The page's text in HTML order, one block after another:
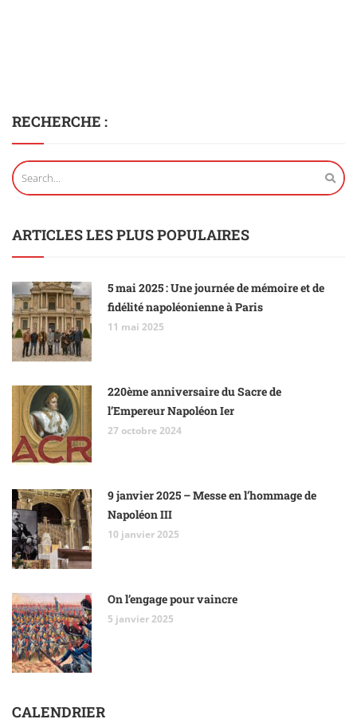
RECHERCHE :
ARTICLES LES PLUS POPULAIRES
5 mai 2025 : Une journée de mémoire et de
fidélité napoléonienne à Paris
11 mai 2025
220ème anniversaire du Sacre de
l’Empereur Napoléon Ier
27 octobre 2024
9 janvier 2025 – Messe en l’hommage de
Napoléon III
10 janvier 2025
On l’engage pour vaincre
5 janvier 2025
CALENDRIER